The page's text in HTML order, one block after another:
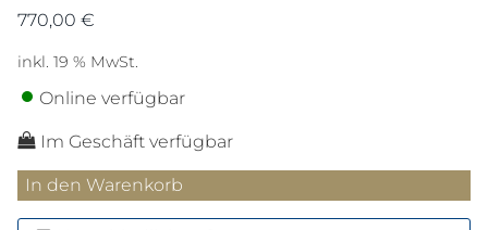
770,00 €
inkl. 19 % MwSt.
Online verfügbar
Im Geschäft verfügbar
Meisterstück
Around
In den Warenkorb